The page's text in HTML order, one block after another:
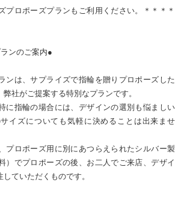
ロポーズプランもご利用ください。＊＊＊＊
ンのご案内●
ンは、サプライズで指輪を贈りプロポーズした
社がご提案する特別なプランです。
に指輪の場合には、デザインの選別も悩ましい
イズについても気軽に決めることは出来ませ
プロポーズ用に別にあつらえられたシルバー製
）でプロポーズの後、お二人でご来店、デザイ
ていただくものです。